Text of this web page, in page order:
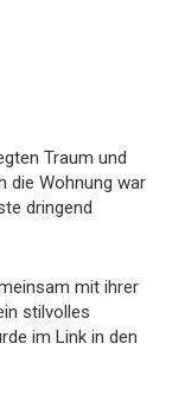
Traum und
die Wohnung war
dringend
mit ihrer
stilvolles
im Link in den